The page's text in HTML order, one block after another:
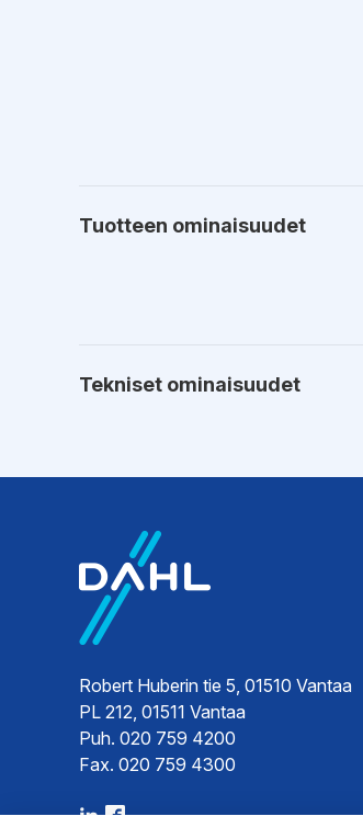
Tuotteen ominaisuudet
Tekniset ominaisuudet
Robert Huberin tie 5, 01510 Vantaa
PL 212, 01511 Vantaa
Puh. 020 759 4200
Fax. 020 759 4300